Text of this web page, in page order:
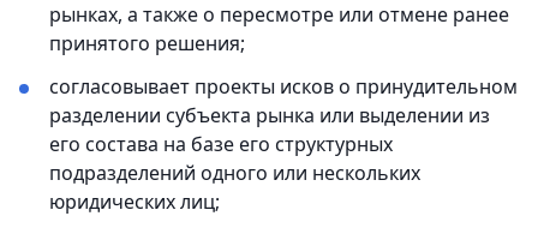
рынках, а также о пересмотре или отмене ранее
принятого решения;
согласовывает проекты исков о принудительном
разделении субъекта рынка или выделении из
его состава на базе его структурных
подразделений одного или нескольких
юридических лиц;